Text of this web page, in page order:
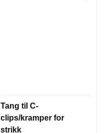
Tang til C-
clips/kramper for
strikk